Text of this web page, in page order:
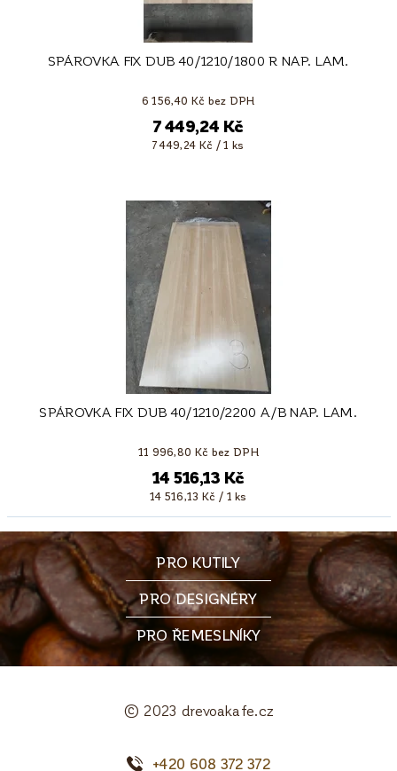
SPÁROVKA FIX DUB 40/1210/1800 R NAP. LAM.
6 156,40 Kč bez DPH
7 449,24 Kč
7 449,24 Kč / 1 ks
SPÁROVKA FIX DUB 40/1210/2200 A/B NAP. LAM.
11 996,80 Kč bez DPH
14 516,13 Kč
14 516,13 Kč / 1 ks
PRO KUTILY
PRO DESIGNÉRY
PRO ŘEMESLNÍKY
© 2023 drevoakafe.cz
+420 608 372 372